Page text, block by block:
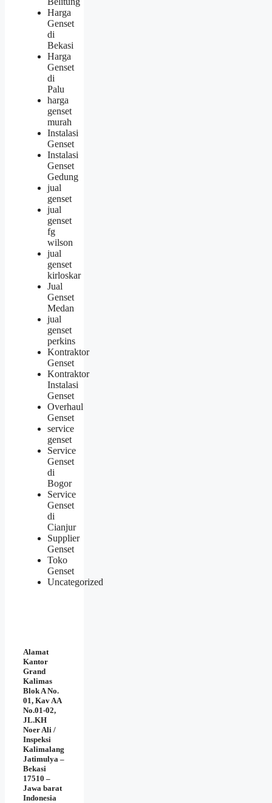
Harga
Genset
di
Bekasi
Harga
Genset
di
Palu
harga
genset
murah
Instalasi
Genset
Instalasi
Genset
Gedung
jual
genset
jual
genset
fg
wilson
jual
genset
kirloskar
Jual
Genset
Medan
jual
genset
perkins
Kontraktor
Genset
Kontraktor
Instalasi
Genset
Overhaul
Genset
service
genset
Service
Genset
di
Bogor
Service
Genset
di
Cianjur
Supplier
Genset
Toko
Genset
Uncategorized
Alamat
Kantor
Grand
Kalimas
Blok A No.
01, Kav AA
No.01-02,
JL.KH
Noer Ali /
Inspeksi
Kalimalang
Jatimulya –
Bekasi
17510 –
Jawa barat
Indonesia